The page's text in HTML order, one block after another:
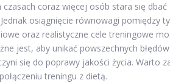
czasach coraz więcej osób stara się
osiągnięcie równowagi pomiędzy
oraz realistyczne cele treningowe
jest, aby unikać powszechnych
się do poprawy jakości życia. Warto
treningu z dietą.